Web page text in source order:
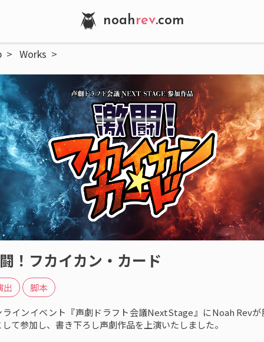
noahrev.com
Works
！フカイカン・カード
出
脚本
ラインイベント『声劇ドラフト会議NextStage』にNoah Revが
て参加し、書き下ろし声劇作品を上演いたしました。